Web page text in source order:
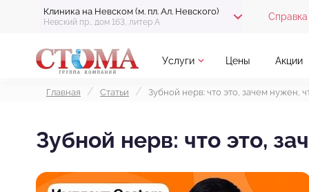
Клиника на Невском (м. пл. Ал. Невского)
Невский пр., дом 163, литер А Справка
Услуги Цены Акции
Главная Статьи Зубной нерв: что это, зачем нужен,
Зубной нерв: что это,